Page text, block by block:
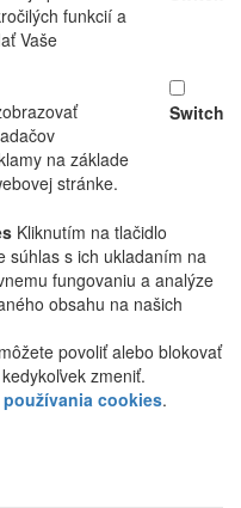
funkcií a
Vaše
na základe
stránke.
Switch
Kliknutím na tlačidlo
súhlas s ich ukladaním na
fungovaniu a analýze
obsahu na našich
povoliť alebo blokovať
zmeniť.
cookies.